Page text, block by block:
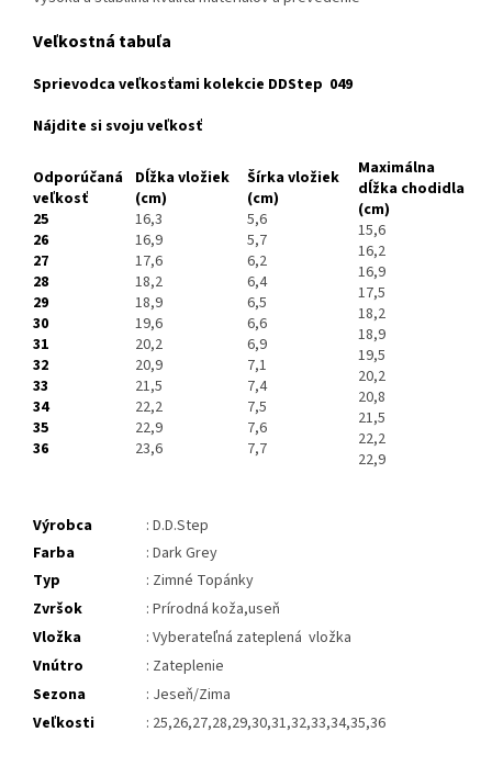
Veľkostná tabuľa
Sprievodca veľkosťami kolekcie DDStep 049
Nájdite si svoju veľkosť
Odporúčaná
veľkosť
25
26
27
28
29
30
31
32
33
34
35
36
Dĺžka vložiek
(cm)
16,3
16,9
17,6
18,2
18,9
19,6
20,2
20,9
21,5
22,2
22,9
23,6
Šírka vložiek
(cm)
5,6
5,7
6,2
6,4
6,5
6,6
6,9
7,1
7,4
7,5
7,6
7,7
Maximálna
dĺžka chodidla
(cm)
15,6
16,2
16,9
17,5
18,2
18,9
19,5
20,2
20,8
21,5
22,2
22,9
Výrobca
: D.D.Step
Farba
: Dark Grey
Typ
: Zimné Topánky
Zvršok
: Prírodná koža,useň
Vložka
: Vyberateľná zateplená vložka
Vnútro
: Zateplenie
Sezona
: Jeseň/Zima
Veľkosti
: 25,26,27,28,29,30,31,32,33,34,35,36